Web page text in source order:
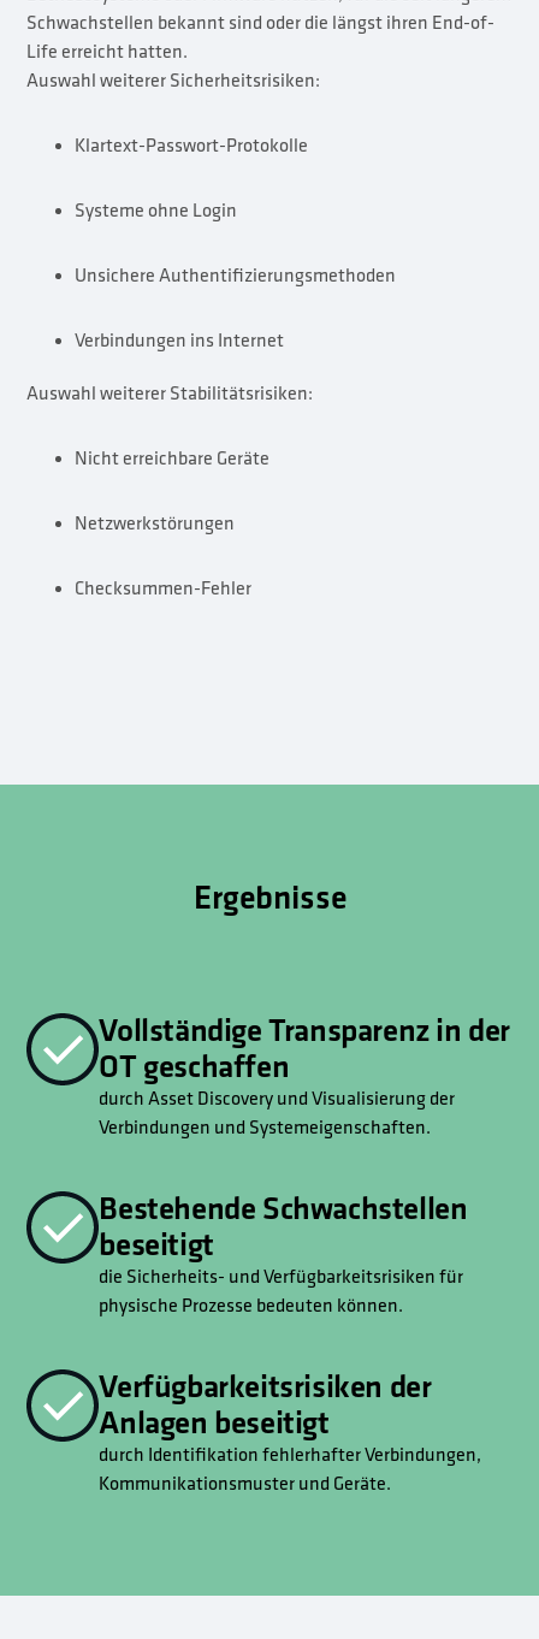
Schwachstellen bekannt sind oder die längst ihren End-of-
Life erreicht hatten.
Auswahl weiterer Sicherheitsrisiken:
Klartext-Passwort-Protokolle
Systeme ohne Login
Unsichere Authentifizierungsmethoden
Verbindungen ins Internet
Auswahl weiterer Stabilitätsrisiken:
Nicht erreichbare Geräte
Netzwerkstörungen
Checksummen-Fehler
Ergebnisse
Vollständige Transparenz in der
OT geschaffen
durch Asset Discovery und Visualisierung der
Verbindungen und Systemeigenschaften.
Bestehende Schwachstellen
beseitigt
die Sicherheits- und Verfügbarkeitsrisiken für
physische Prozesse bedeuten können.
Verfügbarkeitsrisiken der
Anlagen beseitigt
durch Identifikation fehlerhafter Verbindungen,
Kommunikationsmuster und Geräte.